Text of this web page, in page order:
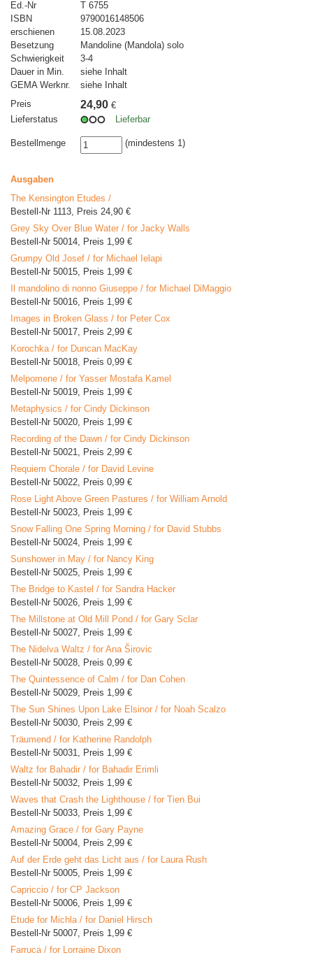
Ed.-Nr
T 6755
ISBN
9790016148506
erschienen
15.08.2023
Besetzung
Mandoline (Mandola) solo
Schwierigkeit
3-4
Dauer in Min.
siehe Inhalt
GEMA Werknr.
siehe Inhalt
Preis
24,90 €
Lieferstatus
Lieferbar
Bestellmenge (mindestens 1)
Ausgaben
The Kensington Etudes /
Bestell-Nr 1113, Preis 24,90 €
Grey Sky Over Blue Water / for Jacky Walls
Bestell-Nr 50014, Preis 1,99 €
Grumpy Old Josef / for Michael Ielapi
Bestell-Nr 50015, Preis 1,99 €
Il mandolino di nonno Giuseppe / for Michael DiMaggio
Bestell-Nr 50016, Preis 1,99 €
Images in Broken Glass / for Peter Cox
Bestell-Nr 50017, Preis 2,99 €
Korochka / for Duncan MacKay
Bestell-Nr 50018, Preis 0,99 €
Melpomene / for Yasser Mostafa Kamel
Bestell-Nr 50019, Preis 1,99 €
Metaphysics / for Cindy Dickinson
Bestell-Nr 50020, Preis 1,99 €
Recording of the Dawn / for Cindy Dickinson
Bestell-Nr 50021, Preis 2,99 €
Requiem Chorale / for David Levine
Bestell-Nr 50022, Preis 0,99 €
Rose Light Above Green Pastures / for William Arnold
Bestell-Nr 50023, Preis 1,99 €
Snow Falling One Spring Morning / for David Stubbs
Bestell-Nr 50024, Preis 1,99 €
Sunshower in May / for Nancy King
Bestell-Nr 50025, Preis 1,99 €
The Bridge to Kastel / for Sandra Hacker
Bestell-Nr 50026, Preis 1,99 €
The Millstone at Old Mill Pond / for Gary Sclar
Bestell-Nr 50027, Preis 1,99 €
The Nidelva Waltz / for Ana Širovic
Bestell-Nr 50028, Preis 0,99 €
The Quintessence of Calm / for Dan Cohen
Bestell-Nr 50029, Preis 1,99 €
The Sun Shines Upon Lake Elsinor / for Noah Scalzo
Bestell-Nr 50030, Preis 2,99 €
Träumend / for Katherine Randolph
Bestell-Nr 50031, Preis 1,99 €
Waltz for Bahadir / for Bahadir Erimli
Bestell-Nr 50032, Preis 1,99 €
Waves that Crash the Lighthouse / for Tien Bui
Bestell-Nr 50033, Preis 1,99 €
Amazing Grace / for Gary Payne
Bestell-Nr 50004, Preis 2,99 €
Auf der Erde geht das Licht aus / for Laura Rush
Bestell-Nr 50005, Preis 1,99 €
Capriccio / for CP Jackson
Bestell-Nr 50006, Preis 1,99 €
Etude for Michla / for Daniel Hirsch
Bestell-Nr 50007, Preis 1,99 €
Farruca / for Lorraine Dixon